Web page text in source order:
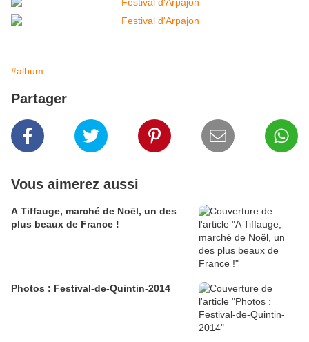
#album
Partager
Vous aimerez aussi
A Tiffauge, marché de Noël, un des
plus beaux de France !
Photos : Festival-de-Quintin-2014